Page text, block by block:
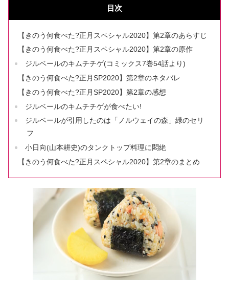
目次
【きのう何食べた?正月スペシャル2020】第2章のあらすじ
【きのう何食べた?正月スペシャル2020】第2章の原作
ジルベールのキムチチゲ(コミックス7巻54話より)
【きのう何食べた?正月SP2020】第2章のネタバレ
【きのう何食べた?正月SP2020】第2章の感想
ジルベールのキムチチゲが食べたい!
ジルベールが引用したのは「ノルウェイの森」緑のセリ
フ
小日向(山本耕史)のタンクトップ料理に悶絶
【きのう何食べた?正月スペシャル2020】第2章のまとめ